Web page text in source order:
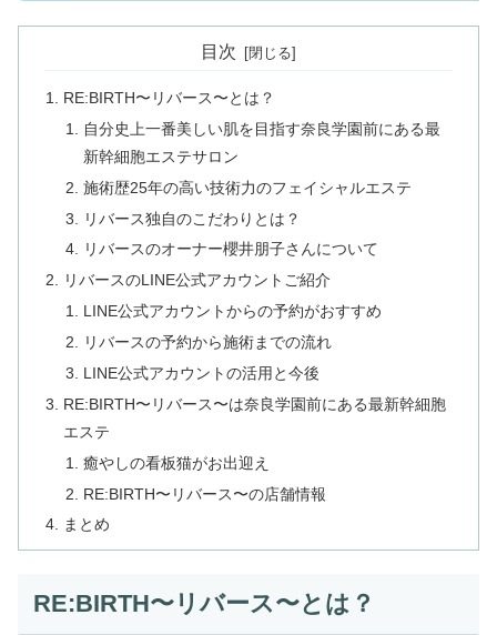
目次
RE:BIRTH〜リバース〜とは？
自分史上一番美しい肌を目指す奈良学園前にある最
新幹細胞エステサロン
施術歴25年の高い技術力のフェイシャルエステ
リバース独自のこだわりとは？
リバースのオーナー櫻井朋子さんについて
リバースのLINE公式アカウントご紹介
LINE公式アカウントからの予約がおすすめ
リバースの予約から施術までの流れ
LINE公式アカウントの活用と今後
RE:BIRTH〜リバース〜は奈良学園前にある最新幹細胞
エステ
癒やしの看板猫がお出迎え
RE:BIRTH〜リバース〜の店舗情報
まとめ
RE:BIRTH〜リバース〜とは？